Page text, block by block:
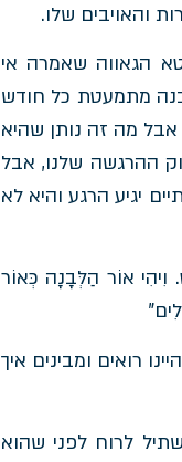
והאויבים שלו.
הגאווה שאמרה אי
מתמעטת כל חודש
מה זה נותן שהיא
ההרגשה שלנו, אבל
יגיע הרגע והיא לא
אוֹר הַלְּבָנָה כְּאוֹר
רואים ומבינים איך
לרוח לפני שהוא